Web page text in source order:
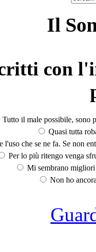
Il
con
Tutto il male possibile, sono
Quasi tutta
che se ne fa. Se non
Per lo più ritengo venga
Mi sembrano
Non ho